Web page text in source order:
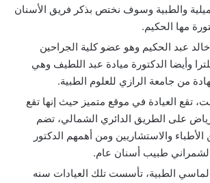
والطبية وسوف نختص بذكر فريق الأسنان
مها الحكيم.
عبد الحكيم وهو عضو كلية الجراحين
وأيضا الدكتورة ميادة عبد اللطيف وهي
من جامعة الرازي للعلوم الطبية.
تقع العيادة في موقع متميز حيث إنها تقع
على الطريق الدائري الشمالي، تضم
الأطباء والاستشاريين ومن أهمهم الدكتور
طبيب أسنان عام.
الطبية، تأسست تلك العيادات سنه